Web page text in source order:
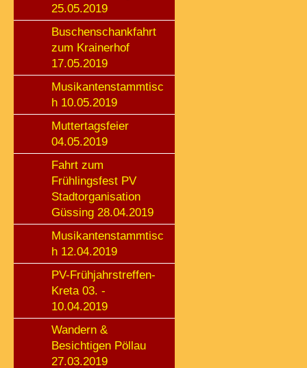
25.05.2019
Buschenschankfahrt
zum Krainerhof
17.05.2019
Musikantenstammtisc
h 10.05.2019
Muttertagsfeier
04.05.2019
Fahrt zum
Frühlingsfest PV
Stadtorganisation
Güssing 28.04.2019
Musikantenstammtisc
h 12.04.2019
PV-Frühjahrstreffen-
Kreta 03. -
10.04.2019
Wandern &
Besichtigen Pöllau
27.03.2019